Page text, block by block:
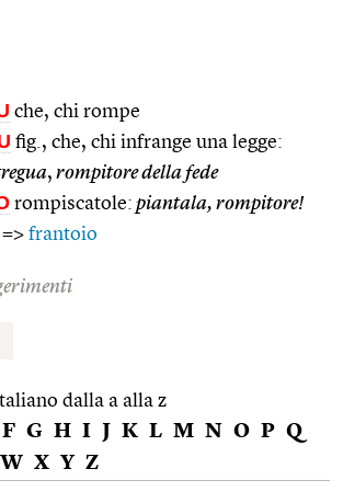
che, chi rompe
fig., che, chi infrange una legge:
, rompitore della fede
rompiscatole: piantala, rompitore!
frantoio
dalla a alla z
F G H I J K L M N O P Q
W X Y Z